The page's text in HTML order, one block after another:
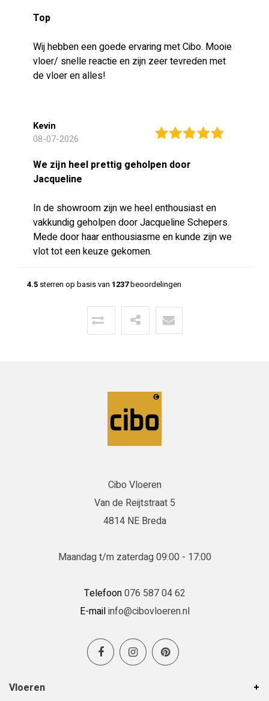
Top
Wij hebben een goede ervaring met Cibo. Mooie
vloer/ snelle reactie en zijn zeer tevreden met
de vloer en alles!
Kevin
08-07-2026
We zijn heel prettig geholpen door
Jacqueline
In de showroom zijn we heel enthousiast en
vakkundig geholpen door Jacqueline Schepers.
Mede door haar enthousiasme en kunde zijn we
vlot tot een keuze gekomen.
afleveren van de vloer en het terugbrengen van
overgebleven pakken. Een deskundige partij
waar klanttevredenheid hoog in het vaadel staat,
vloer, en de vloerenlegger was zeer deskundig
en heeft de vloer boven en beneden netjes
4.5 sterren op basis van 1237beoordelingen
Cibo Vloeren
Van de Reijtstraat 5
4814 NE Breda
Maandag t/m zaterdag 09:00 - 17:00
Telefoon076 587 04 62
E-mailinfo@cibovloeren.nl
Vloeren